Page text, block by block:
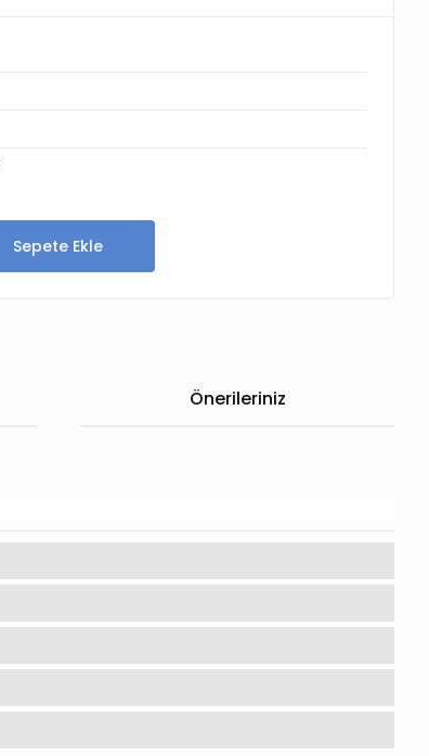
Sepete Ekle
Önerileriniz